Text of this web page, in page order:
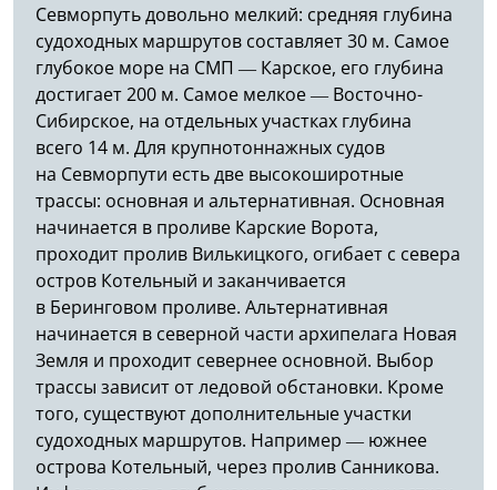
Севморпуть довольно мелкий: средняя глубина
судоходных маршрутов составляет 30 м. Самое
глубокое море на СМП — Карское, его глубина
достигает 200 м. Самое мелкое — Восточно-
Сибирское, на отдельных участках глубина
всего 14 м. Для крупнотоннажных судов
на Севморпути есть две высокоширотные
трассы: основная и альтернативная. Основная
начинается в проливе Карские Ворота,
проходит пролив Вилькицкого, огибает с севера
остров Котельный и заканчивается
в Беринговом проливе. Альтернативная
начинается в северной части архипелага Новая
Земля и проходит севернее основной. Выбор
трассы зависит от ледовой обстановки. Кроме
того, существуют дополнительные участки
судоходных маршрутов. Например — южнее
острова Котельный, через пролив Санникова.